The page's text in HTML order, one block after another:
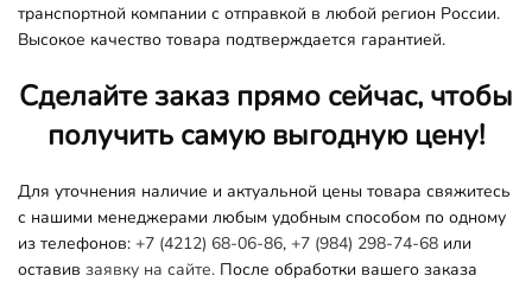
транспортной компании с отправкой в любой регион России.
Высокое качество товара подтверждается гарантией.
Сделайте заказ прямо сейчас, чтобы
получить самую выгодную цену!
Для уточнения наличие и актуальной цены товара свяжитесь
с нашими менеджерами любым удобным способом по одному
из телефонов: +7 (4212) 68-06-86, +7 (984) 298-74-68 или
оставив заявку на сайте. После обработки вашего заказа